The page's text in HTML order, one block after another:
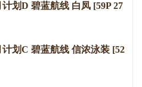
划D 碧蓝航线 白凤 [59P 27
计划C 碧蓝航线 信浓泳装 [52